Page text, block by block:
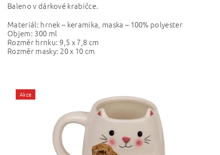
Baleno v dárkové krabičce.
Materiál: hrnek – keramika, maska – 100% polyester
Objem: 300 ml
Rozměr hrnku: 9,5 x 7,8 cm
Rozměr masky: 20 x 10 cm
Akce